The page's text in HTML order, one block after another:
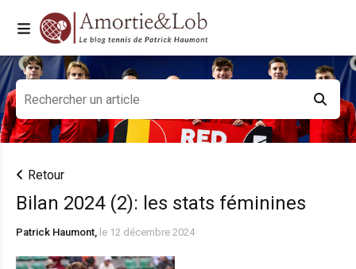
Retour
Bilan 2024 (2): les stats féminines
Patrick Haumont, le 12 décembre 2024